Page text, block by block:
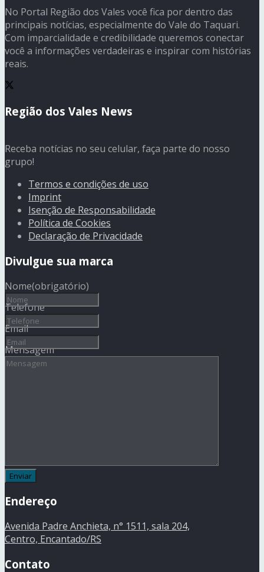
No Portal Região dos Vales você fica por dentro das
principais notícias, especialmente do Vale do Taquari.
Com imparcialidade e credibilidade queremos conectar
você a informações verdadeiras e inspirar com histórias
reais.
Região dos Vales News
Receba notícias no seu celular, faça parte do nosso
grupo!
Termos e condições de uso
Imprint
Isenção de Responsabilidade
Política de Cookies
Declaração de Privacidade
Divulgue sua marca
Nome(obrigatório)
Telefone
Email
Mensagem
Endereço
Avenida Padre Anchieta, n° 1511, sala 204,
Centro, Encantado/RS
Contato